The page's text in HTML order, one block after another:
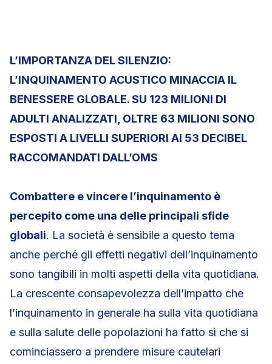
L’IMPORTANZA DEL SILENZIO:
L’INQUINAMENTO ACUSTICO MINACCIA IL
BENESSERE GLOBALE. SU 123 MILIONI DI
ADULTI ANALIZZATI, OLTRE 63 MILIONI SONO
ESPOSTI A LIVELLI SUPERIORI AI 53 DECIBEL
RACCOMANDATI DALL’OMS
Combattere e vincere l’inquinamento è
percepito come una delle principali sfide
globali. La società è sensibile a questo tema
anche perché gli effetti negativi dell’inquinamento
sono tangibili in molti aspetti della vita quotidiana.
La crescente consapevolezza dell’impatto che
l’inquinamento in generale ha sulla vita quotidiana
e sulla salute delle popolazioni ha fatto sì che si
cominciassero a prendere misure cautelari